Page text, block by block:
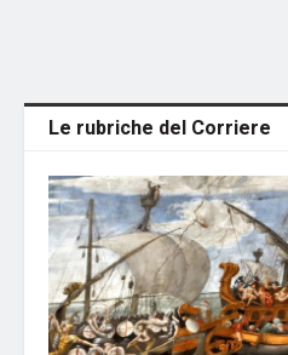
Le rubriche del Corriere